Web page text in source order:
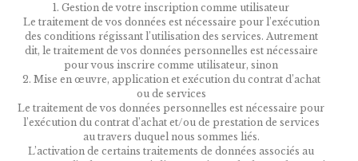
1. Gestion de votre inscription comme utilisateur
Le traitement de vos données est nécessaire pour l’exécution
des conditions régissant l’utilisation des services. Autrement
dit, le traitement de vos données personnelles est nécessaire
pour vous inscrire comme utilisateur, sinon
2. Mise en œuvre, application et exécution du contrat d’achat
ou de services
Le traitement de vos données personnelles est nécessaire pour
l’exécution du contrat d’achat et/ou de prestation de services
au travers duquel nous sommes liés.
L’activation de certains traitements de données associés au